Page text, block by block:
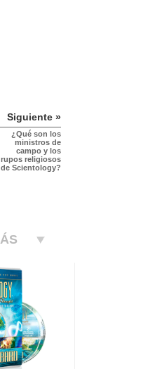
Siguiente »
¿Qué son los
ministros de
campo y los
religiosos
de Scientology?